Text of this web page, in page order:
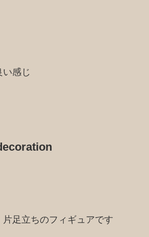
い感じ
足立ちのフィギュアです